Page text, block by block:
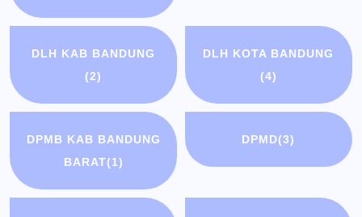
DLH KAB BANDUNG
(2)
DLH KOTA BANDUNG
(4)
DPMB KAB BANDUNG
BARAT(1)
DPMD(3)